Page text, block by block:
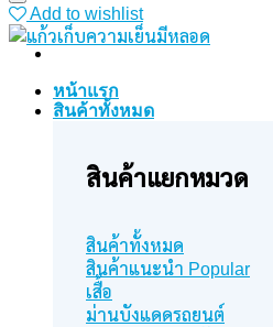
หน้าแรก
สินค้าทั้งหมด
สินค้าแยกหมวด
สินค้าทั้งหมด
สินค้าแนะนำ
เสื้อ
ม่านบังแดดรถยนต์
Add to wishlist